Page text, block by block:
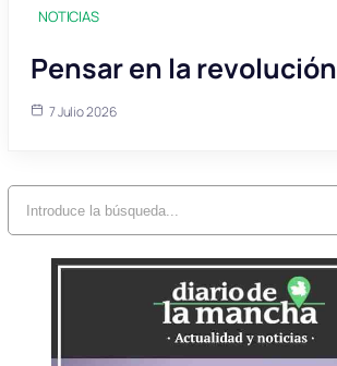
NOTICIAS
Pensar en la revolución
7 Julio 2026